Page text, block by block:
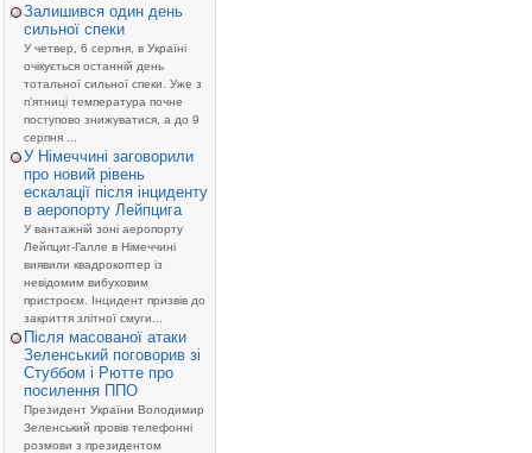
Залишився один день
сильної спеки
У четвер, 6 серпня, в Україні
очікується останній день
тотальної сильної спеки. Уже з
п’ятниці температура почне
поступово знижуватися, а до 9
серпня ...
У Німеччині заговорили
про новий рівень
ескалації після інциденту
в аеропорту Лейпцига
У вантажній зоні аеропорту
Лейпциг-Галле в Німеччині
виявили квадрокоптер із
невідомим вибуховим
пристроєм. Інцидент призвів до
закриття злітної смуги...
Після масованої атаки
Зеленський поговорив зі
Стуббом і Рютте про
посилення ППО
Президент України Володимир
Зеленський провів телефонні
розмови з президентом